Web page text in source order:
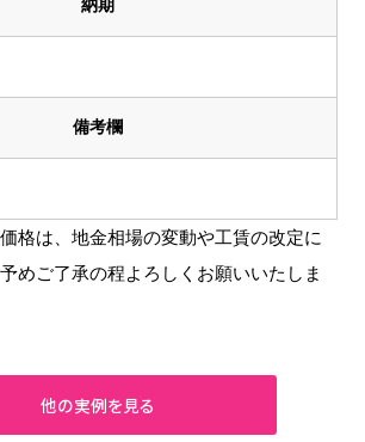
納期
備考欄
格は、地金相場の変動や工賃の改定に
めご了承の程よろしくお願いいたしま